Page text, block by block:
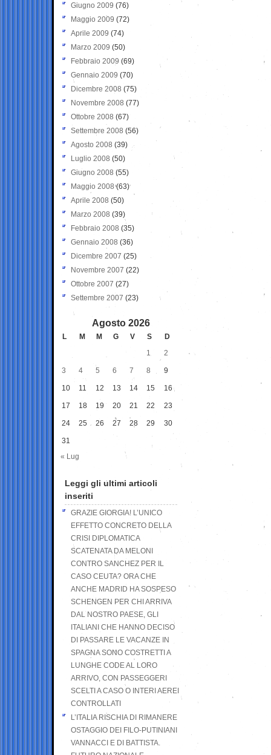
Giugno 2009 (76)
Maggio 2009 (72)
Aprile 2009 (74)
Marzo 2009 (50)
Febbraio 2009 (69)
Gennaio 2009 (70)
Dicembre 2008 (75)
Novembre 2008 (77)
Ottobre 2008 (67)
Settembre 2008 (56)
Agosto 2008 (39)
Luglio 2008 (50)
Giugno 2008 (55)
Maggio 2008(63)
Aprile 2008 (50)
Marzo 2008 (39)
Febbraio 2008 (35)
Gennaio 2008 (36)
Dicembre 2007 (25)
Novembre 2007 (22)
Ottobre 2007 (27)
Settembre 2007 (23)
Agosto 2026
L M M G V S
D
1
2
3 4 5 6 7 8 9
10 11 12 13 14 15 16
17 18 19 20 21 22 23
24 25 26 27 28 29 30
31
« Lug
Leggi gli ultimi articoli
inseriti
GRAZIE GIORGIA! L’UNICO
EFFETTO CONCRETO DELLA
CRISI DIPLOMATICA
SCATENATA DA MELONI
CONTRO SANCHEZ PER IL
CASO CEUTA? ORA CHE
ANCHE MADRID HA SOSPESO
SCHENGEN PER CHI ARRIVA
DAL NOSTRO PAESE, GLI
ITALIANI CHE HANNO DECISO
DI PASSARE LE VACANZE IN
SPAGNA SONO COSTRETTI A
LUNGHE CODE AL LORO
ARRIVO, CON PASSEGGERI
SCELTI A CASO O INTERI AEREI
CONTROLLATI
L’ITALIA RISCHIA DI RIMANERE
OSTAGGIO DEI FILO-PUTINIANI
VANNACCI E DI BATTISTA.